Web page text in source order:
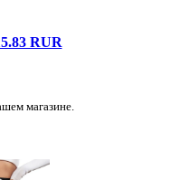
RUR
магазине.